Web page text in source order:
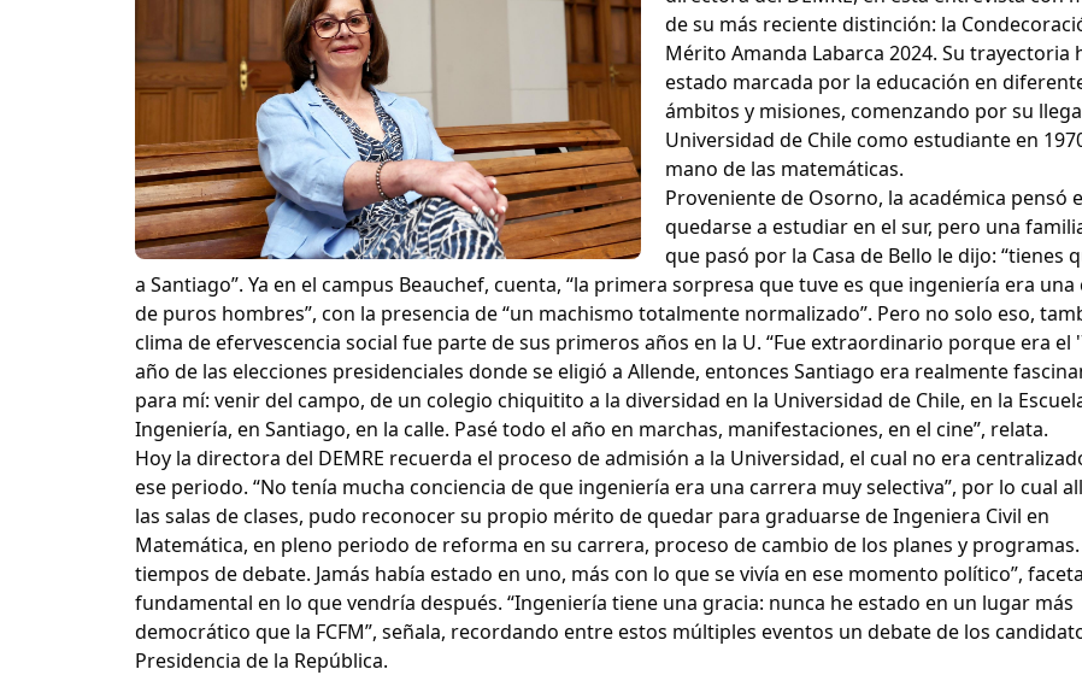
de su más reciente distinción: la
Mérito Amanda Labarca 2024. Su trayectoria
estado marcada por la educación en
ámbitos y misiones, comenzando por su
Universidad de Chile como estudiante en
mano de las matemáticas.
Proveniente de Osorno, la académica pensó
quedarse a estudiar en el sur, pero una
que pasó por la Casa de Bello le dijo: “tienes
a Santiago”. Ya en el campus Beauchef, cuenta, “la primera sorpresa que tuve es que ingeniería era
de puros hombres”, con la presencia de “un machismo totalmente normalizado”. Pero no solo eso,
clima de efervescencia social fue parte de sus primeros años en la U. “Fue extraordinario porque era el
año de las elecciones presidenciales donde se eligió a Allende, entonces Santiago era realmente
para mí: venir del campo, de un colegio chiquitito a la diversidad en la Universidad de Chile, en la
Ingeniería, en Santiago, en la calle. Pasé todo el año en marchas, manifestaciones, en el cine”, relata.
Hoy la directora del DEMRE recuerda el proceso de admisión a la Universidad, el cual no era
ese periodo. “No tenía mucha conciencia de que ingeniería era una carrera muy selectiva”, por lo cual
las salas de clases, pudo reconocer su propio mérito de quedar para graduarse de Ingeniera Civil en
Matemática, en pleno periodo de reforma en su carrera, proceso de cambio de los planes y programas.
tiempos de debate. Jamás había estado en uno, más con lo que se vivía en ese momento político”, faceta
fundamental en lo que vendría después. “Ingeniería tiene una gracia: nunca he estado en un lugar más
democrático que la FCFM”, señala, recordando entre estos múltiples eventos un debate de los
Presidencia de la República.